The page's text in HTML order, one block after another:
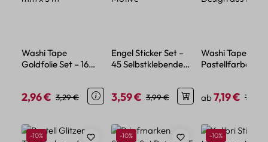
Washi Tape
Goldfolie Set – 16
Verkaufspreis:
2,96 € Regulärer Preis:
3,29 €
Engel Sticker Set –
45 Selbstklebende
Verkaufspreis:
3,59 € Regulärer Preis:
3,99 €
Washi Tape Set
Pastellfarben –
Verkaufspreis:
ab7,19 € 7,99 €
Produktgalerie überspringen
Rabatt
-10%
Rabatt
-10% Rabatt
-10%